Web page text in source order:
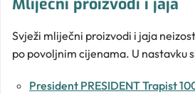
Svježi mliječni proizvodi i jaja
po povoljnim cijenama. U nastavku
President PRESIDENT Trapist